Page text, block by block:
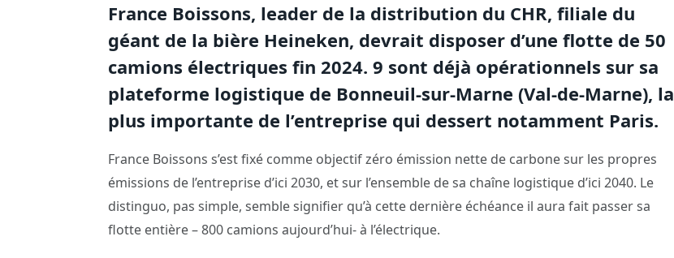
France Boissons, leader de la distribution du CHR, filiale du
géant de la bière Heineken, devrait disposer d’une flotte de 50
camions électriques fin 2024. 9 sont déjà opérationnels sur sa
plateforme logistique de Bonneuil-sur-Marne (Val-de-Marne), la
plus importante de l’entreprise qui dessert notamment Paris.
France Boissons s’est fixé comme objectif zéro émission nette de carbone sur les propres
émissions de l’entreprise d’ici 2030, et sur l’ensemble de sa chaîne logistique d’ici 2040. Le
distinguo, pas simple, semble signifier qu’à cette dernière échéance il aura fait passer sa
flotte entière – 800 camions aujourd’hui- à l’électrique.